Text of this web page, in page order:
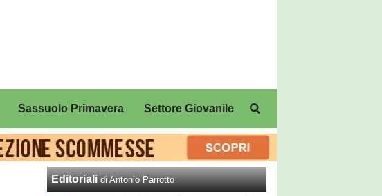
Sassuolo Primavera Settore Giovanile
Editoriali di Antonio Parrotto